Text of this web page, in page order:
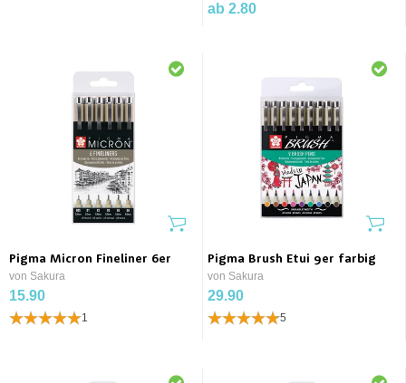
ab 2.80
Pigma Micron Fineliner 6er
von Sakura
15.90
1
Pigma Brush Etui 9er farbig
von Sakura
29.90
5